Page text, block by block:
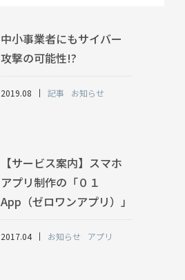
中小事業者にもサイバー
攻撃の可能性!?
2019.08 記事 お知らせ
【サービス案内】スマホ
アプリ制作の「０１
App（ゼロワンアプリ）」
2017.04 お知らせ アプリ